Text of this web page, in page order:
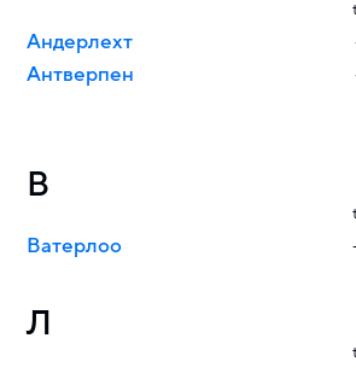
Андерлехт
Антверпен
В
Ватерлоо
Л